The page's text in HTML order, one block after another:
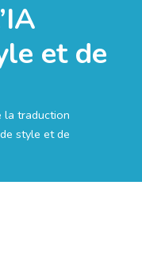
et de
la traduction
style et de